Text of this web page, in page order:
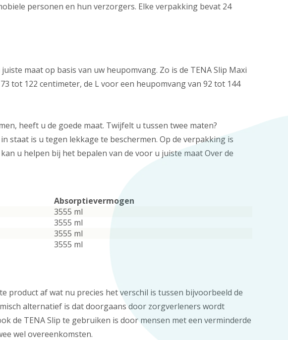
personen en hun verzorgers. Elke verpakking bevat 24
maat op basis van uw heupomvang. Zo is de TENA Slip Maxi
tot 122 centimeter, de L voor een heupomvang van 92 tot 144
heeft u de goede maat. Twijfelt u tussen twee maten?
staat is u tegen lekkage te beschermen. Op de verpakking is
u helpen bij het bepalen van de voor u juiste maat Over de
Absorptievermogen
3555 ml
3555 ml
3555 ml
3555 ml
product af wat nu precies het verschil is tussen bijvoorbeeld de
alternatief is dat doorgaans door zorgverleners wordt
de TENA Slip te gebruiken is door mensen met een verminderde
wel overeenkomsten.